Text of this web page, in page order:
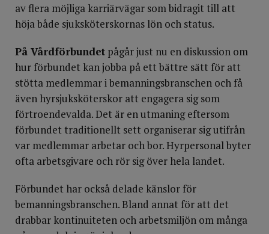
av flera möjliga karriärvägar som bidragit till att
höja både sjuksköterskornas lön och status.
På Vårdförbundet pågår just nu en diskussion om
hur förbundet kan jobba på ett bättre sätt för att
stötta medlemmar i bemanningsbranschen och få
även hyrsjuksköterskor att engagera sig som
förtroendevalda. Det är en utmaning eftersom
förbundet traditionellt sett organiserar sig utifrån
var medlemmar arbetar och bor. Hyrpersonal byter
ofta arbetsgivare och rör sig över hela landet.
Förbundet har också delade känslor för
bemanningsbranschen. Bland annat för att det
drabbar kontinuiteten och arbetsmiljön om många